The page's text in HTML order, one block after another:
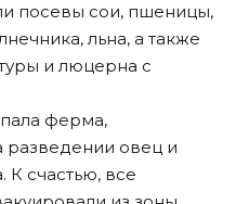
посевы сои, пшеницы,
льна, а также
и люцерна с
ферма,
разведении овец и
К счастью, все